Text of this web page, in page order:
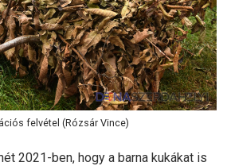
felvétel (Rózsár Vince)
2021-ben, hogy a barna kukákat is